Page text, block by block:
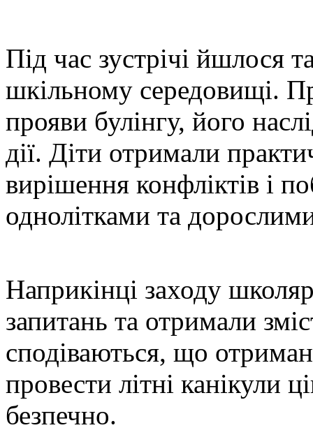
Під час зустрічі йшлося
шкільному середовищі.
прояви булінгу, його
дії. Діти отримали
вирішення конфліктів і
однолітками та
Наприкінці заходу
запитань та отримали
сподіваються, що
провести літні канікули
безпечно.